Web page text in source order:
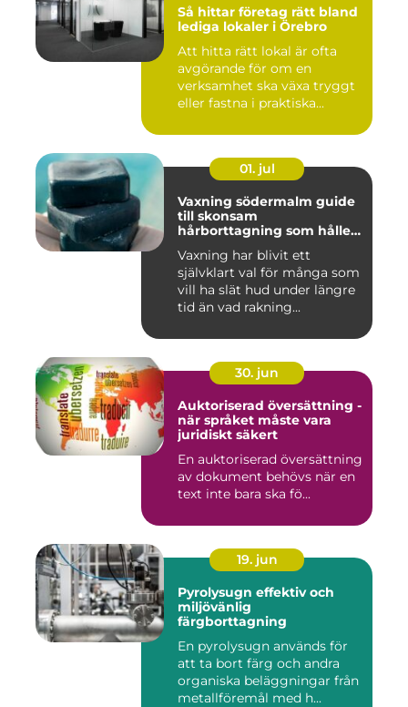
Så hittar företag rätt bland
lediga lokaler i Örebro
Att hitta rätt lokal är ofta
avgörande för om en
verksamhet ska växa tryggt
eller fastna i praktiska...
01. jul
Vaxning södermalm guide
till skonsam
hårborttagning som håller
Vaxning har blivit ett
självklart val för många som
vill ha slät hud under längre
tid än vad rakning...
30. jun
Auktoriserad översättning -
när språket måste vara
juridiskt säkert
En auktoriserad översättning
av dokument behövs när en
text inte bara ska fö...
19. jun
Pyrolysugn effektiv och
miljövänlig
färgborttagning
En pyrolysugn används för
att ta bort färg och andra
organiska beläggningar från
metallföremål med h...